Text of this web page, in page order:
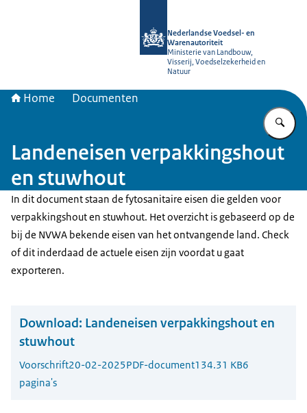
Nederlandse Voedsel- en
Warenautoriteit
Ministerie van Landbouw,
Visserij, Voedselzekerheid en
Natuur
Home Documenten
Landeneisen verpakkingshout
en stuwhout
In dit document staan de fytosanitaire eisen die gelden voor
verpakkingshout en stuwhout. Het overzicht is gebaseerd op de
bij de NVWA bekende eisen van het ontvangende land. Check
of dit inderdaad de actuele eisen zijn voordat u gaat
exporteren.
Download: Landeneisen verpakkingshout en
stuwhout
Voorschrift20-02-2025PDF-document134.31 KB6
pagina's